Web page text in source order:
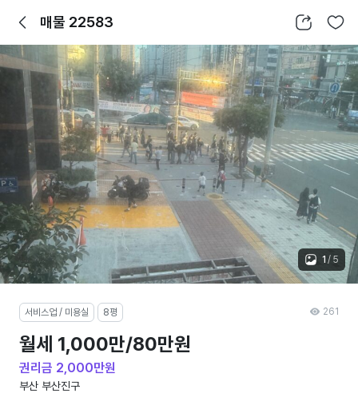
뒤로가기매물 22583 공유하기 찜하기
1 / 5
서비스업 / 미용실 8평
월세 1,000만/80만원
권리금 2,000만원
부산 부산진구
261